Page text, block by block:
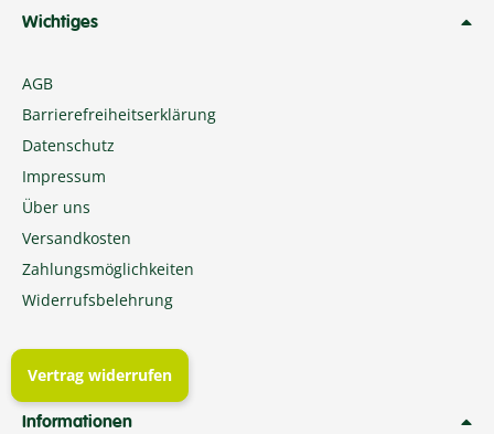
Wichtiges
AGB
Barrierefreiheitserklärung
Datenschutz
Impressum
Über uns
Versandkosten
Zahlungsmöglichkeiten
Widerrufsbelehrung
Vertrag widerrufen
Informationen